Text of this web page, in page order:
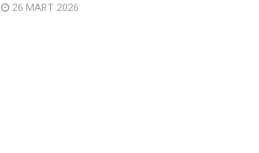
26 MART 2026